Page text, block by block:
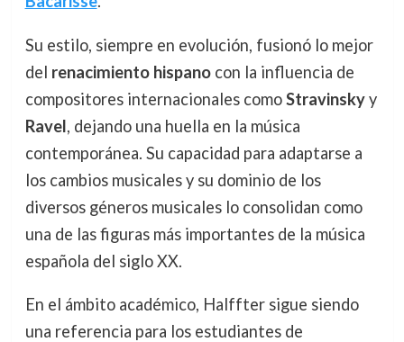
Su estilo, siempre en evolución, fusionó lo mejor
del renacimiento hispanocon la influencia de
compositores internacionales comoStravinskyy
Ravel, dejando una huella en la música
contemporánea. Su capacidad para adaptarse a
los cambios musicales y su dominio de los
diversos géneros musicales lo consolidan como
una de las figuras más importantes de la música
española del siglo XX.
En el ámbito académico, Halffter sigue siendo
una referencia para los estudiantes de